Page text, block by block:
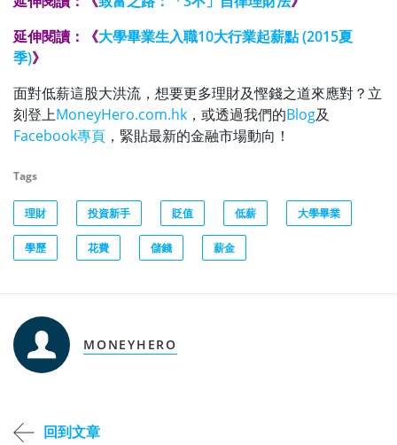
延伸閱讀：《大學畢業生入職10大行業起薪點 (2015夏
季)》
面對低薪這股大洪流，想要更多理財及慳錢之道來應對？立
刻登上MoneyHero.com.hk ，或透過我們的Blog及
Facebook專頁 ，緊貼最新的金融市場動向！
Tags
理財 投資新手 貶值 低薪 大學畢業
學歷 花費 儲錢 薪金
MONEYHERO
回到文章